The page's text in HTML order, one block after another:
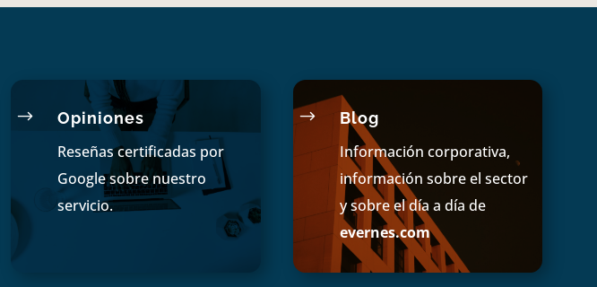
$ Opiniones
Reseñas certificadas por
Google sobre nuestro
servicio.
$ Blog
Información corporativa,
información sobre el sector
y sobre el día a día de
evernes.com